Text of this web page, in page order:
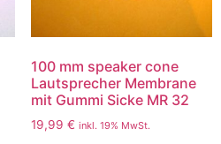
100 mm speaker cone
Lautsprecher Membrane
mit Gummi Sicke MR 32
19,99 € inkl. 19% MwSt.